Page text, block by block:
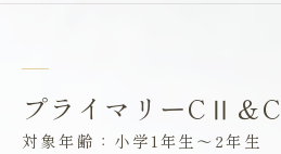
プライマリーCⅡ＆C
対象年齢：小学1年生～2年生